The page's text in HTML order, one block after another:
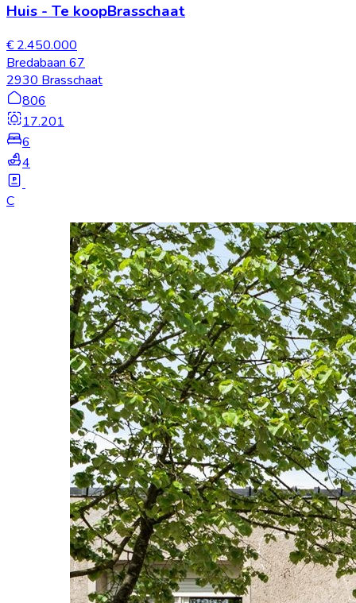
Huis - Te koopBrasschaat
€ 2.450.000
Bredabaan 67
2930 Brasschaat
806
17.201
6
4
C